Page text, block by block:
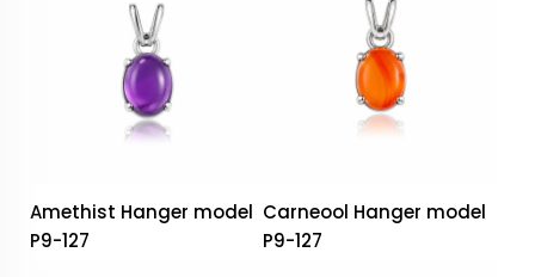
Amethist Hanger model
P9-127
Carneool Hanger model
P9-127